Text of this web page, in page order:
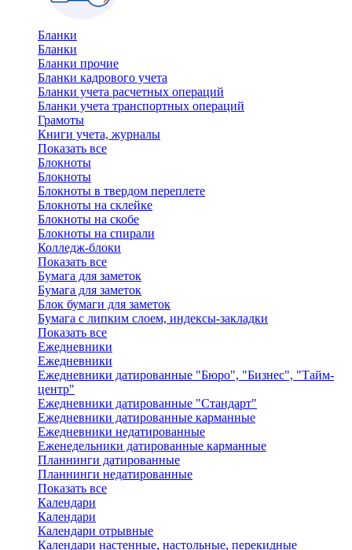
Бланки
Бланки
Бланки прочие
Бланки кадрового учета
Бланки учета расчетных операций
Бланки учета транспортных операций
Грамоты
Книги учета, журналы
Показать все
Блокноты
Блокноты
Блокноты в твердом переплете
Блокноты на склейке
Блокноты на скобе
Блокноты на спирали
Колледж-блоки
Показать все
Бумага для заметок
Бумага для заметок
Блок бумаги для заметок
Бумага с липким слоем, индексы-закладки
Показать все
Ежедневники
Ежедневники
Ежедневники датированные "Бюро", "Бизнес", "Тайм-
центр"
Ежедневники датированные "Стандарт"
Ежедневники датированные карманные
Ежедневники недатированные
Еженедельники датированные карманные
Планнинги датированные
Планнинги недатированные
Показать все
Календари
Календари
Календари отрывные
Календари настенные, настольные, перекидные